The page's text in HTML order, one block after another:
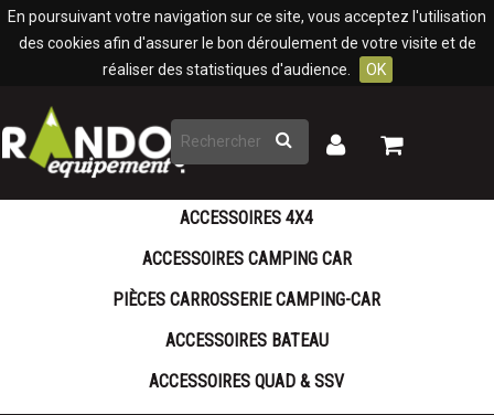
En poursuivant votre navigation sur ce site, vous acceptez l'utilisation
des cookies afin d'assurer le bon déroulement de votre visite et de
réaliser des statistiques d'audience.
OK
Rechercher
Mon
Mon
ACCESSOIRES 4X4
ACCESSOIRES CAMPING CAR
PIÈCES CARROSSERIE CAMPING-CAR
ACCESSOIRES BATEAU
ACCESSOIRES QUAD & SSV
Panneau de gestion des cookies